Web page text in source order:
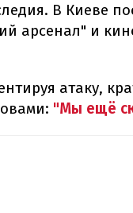
В Киеве
арсенал" и
атаку,
"Мы ещё